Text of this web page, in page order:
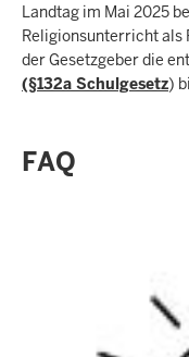
Landtag im Mai 2025
Religionsunterricht als
der Gesetzgeber die
(§132a Schulgesetz)
FAQ